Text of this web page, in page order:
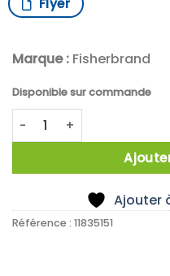
Marque : Fisherbrand
Disponible sur commande
quantité de PINCE A
Ajouter
Référence : 11835151